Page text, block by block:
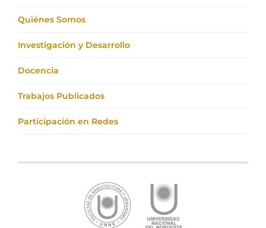
Quiénes Somos
Investigación y Desarrollo
Docencia
Trabajos Publicados
Participación en Redes